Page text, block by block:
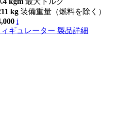
kg 装備重量（燃料を除く）
i
ギュレーター 製品詳細